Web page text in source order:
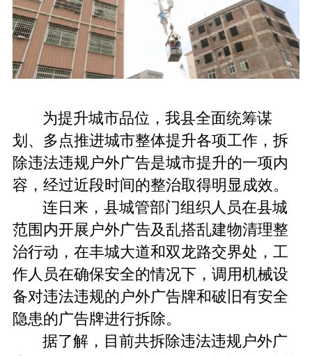
为提升城市品位，我县全面统筹谋
划、多点推进城市整体提升各项工作，拆
除违法违规户外广告是城市提升的一项内
容，经过近段时间的整治取得明显成效。
连日来，县城管部门组织人员在县城
范围内开展户外广告及乱搭乱建物清理整
治行动，在丰城大道和双龙路交界处，工
作人员在确保安全的情况下，调用机械设
备对违法违规的户外广告牌和破旧有安全
隐患的广告牌进行拆除。
据了解，目前共拆除违法违规户外广